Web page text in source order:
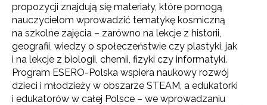
propozycji znajdują się materiały, które pomogą
nauczycielom wprowadzić tematykę kosmiczną
na szkolne zajęcia – zarówno na lekcje z historii,
geografii, wiedzy o społeczeństwie czy plastyki, jak
i na lekcje z biologii, chemii, fizyki czy informatyki.
Program ESERO-Polska wspiera naukowy rozwój
dzieci i młodzieży w obszarze STEAM, a edukatorki
i edukatorów w całej Polsce – we wprowadzaniu